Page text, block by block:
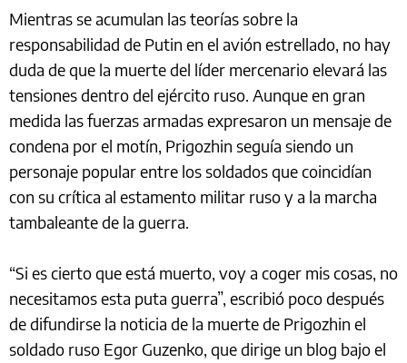
Mientras se acumulan las teorías sobre la
responsabilidad de Putin en el avión estrellado, no hay
duda de que la muerte del líder mercenario elevará las
tensiones dentro del ejército ruso. Aunque en gran
medida las fuerzas armadas expresaron un mensaje de
condena por el motín, Prigozhin seguía siendo un
personaje popular entre los soldados que coincidían
con su crítica al estamento militar ruso y a la marcha
tambaleante de la guerra.
“Si es cierto que está muerto, voy a coger mis cosas, no
necesitamos esta puta guerra”, escribió poco después
de difundirse la noticia de la muerte de Prigozhin el
soldado ruso Egor Guzenko, que dirige un blog bajo el